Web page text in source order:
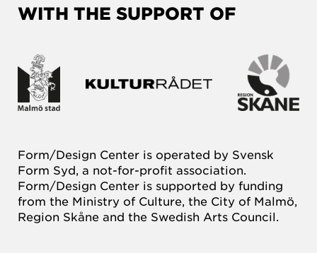
WITH THE SUPPORT OF
Form/Design Center is operated by Svensk
Form Syd, a not-for-profit association.
Form/Design Center is supported by funding
from the Ministry of Culture, the City of Malmö,
Region Skåne and the Swedish Arts Council.